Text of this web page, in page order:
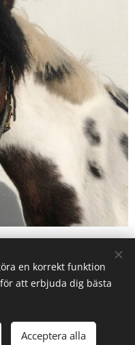
i Täby AB på
Ryttarsällskap
187 75 Täby
en korrekt funktion
att erbjuda dig bästa
Acceptera alla